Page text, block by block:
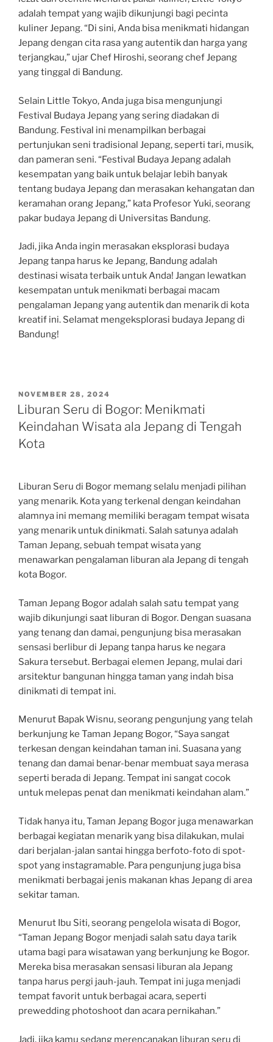
adalah tempat yang wajib dikunjungi bagi pecinta
kuliner Jepang. “Di sini, Anda bisa menikmati hidangan
Jepang dengan cita rasa yang autentik dan harga yang
terjangkau,” ujar Chef Hiroshi, seorang chef Jepang
yang tinggal di Bandung.
Selain Little Tokyo, Anda juga bisa mengunjungi
Festival Budaya Jepang yang sering diadakan di
Bandung. Festival ini menampilkan berbagai
pertunjukan seni tradisional Jepang, seperti tari, musik,
dan pameran seni. “Festival Budaya Jepang adalah
kesempatan yang baik untuk belajar lebih banyak
tentang budaya Jepang dan merasakan kehangatan dan
keramahan orang Jepang,” kata Profesor Yuki, seorang
pakar budaya Jepang di Universitas Bandung.
Jadi, jika Anda ingin merasakan eksplorasi budaya
Jepang tanpa harus ke Jepang, Bandung adalah
destinasi wisata terbaik untuk Anda! Jangan lewatkan
kesempatan untuk menikmati berbagai macam
pengalaman Jepang yang autentik dan menarik di kota
kreatif ini. Selamat mengeksplorasi budaya Jepang di
Bandung!
POSTED
ON
NOVEMBER 28, 2024
Liburan Seru di Bogor: Menikmati
Keindahan Wisata ala Jepang di Tengah
Kota
Liburan Seru di Bogor memang selalu menjadi pilihan
yang menarik. Kota yang terkenal dengan keindahan
alamnya ini memang memiliki beragam tempat wisata
yang menarik untuk dinikmati. Salah satunya adalah
Taman Jepang, sebuah tempat wisata yang
menawarkan pengalaman liburan ala Jepang di tengah
kota Bogor.
Taman Jepang Bogor adalah salah satu tempat yang
wajib dikunjungi saat liburan di Bogor. Dengan suasana
yang tenang dan damai, pengunjung bisa merasakan
sensasi berlibur di Jepang tanpa harus ke negara
Sakura tersebut. Berbagai elemen Jepang, mulai dari
arsitektur bangunan hingga taman yang indah bisa
dinikmati di tempat ini.
Menurut Bapak Wisnu, seorang pengunjung yang telah
berkunjung ke Taman Jepang Bogor, “Saya sangat
terkesan dengan keindahan taman ini. Suasana yang
tenang dan damai benar-benar membuat saya merasa
seperti berada di Jepang. Tempat ini sangat cocok
untuk melepas penat dan menikmati keindahan alam.”
Tidak hanya itu, Taman Jepang Bogor juga menawarkan
berbagai kegiatan menarik yang bisa dilakukan, mulai
dari berjalan-jalan santai hingga berfoto-foto di spot-
spot yang instagramable. Para pengunjung juga bisa
menikmati berbagai jenis makanan khas Jepang di area
sekitar taman.
Menurut Ibu Siti, seorang pengelola wisata di Bogor,
“Taman Jepang Bogor menjadi salah satu daya tarik
utama bagi para wisatawan yang berkunjung ke Bogor.
Mereka bisa merasakan sensasi liburan ala Jepang
tanpa harus pergi jauh-jauh. Tempat ini juga menjadi
tempat favorit untuk berbagai acara, seperti
prewedding photoshoot dan acara pernikahan.”
Jadi, jika kamu sedang merencanakan liburan seru di